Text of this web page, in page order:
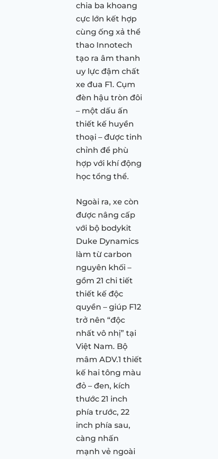
chia ba khoang
cực lớn kết hợp
cùng ống xả thể
thao Innotech
tạo ra âm thanh
uy lực đậm chất
xe đua F1. Cụm
đèn hậu tròn đôi
– một dấu ấn
thiết kế huyền
thoại – được tinh
chỉnh để phù
hợp với khí động
học tổng thể.
Ngoài ra, xe còn
được nâng cấp
với bộ bodykit
Duke Dynamics
làm từ carbon
nguyên khối –
gồm 21 chi tiết
thiết kế độc
quyền – giúp F12
trở nên “độc
nhất vô nhị” tại
Việt Nam. Bộ
mâm ADV.1 thiết
kế hai tông màu
đỏ – đen, kích
thước 21 inch
phía trước, 22
inch phía sau,
càng nhấn
mạnh vẻ ngoài